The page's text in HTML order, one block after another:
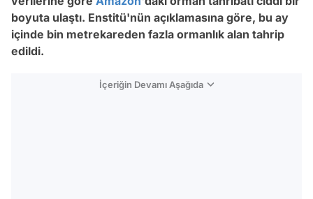
boyuta ulaştı. Enstitü'nün açıklamasına göre, bu ay
içinde bin metrekareden fazla ormanlık alan tahrip
edildi.
İçeriğin Devamı Aşağıda